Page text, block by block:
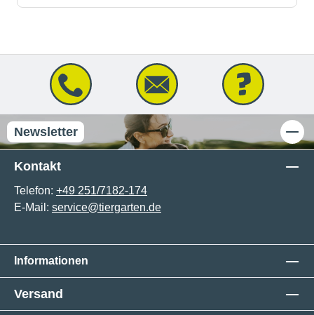
Newsletter
Kontakt
Telefon: +49 251/7182-174
E-Mail: service@tiergarten.de
Informationen
Versand